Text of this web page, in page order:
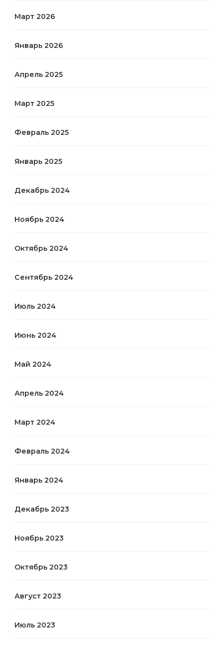
Март 2026
Январь 2026
Апрель 2025
Март 2025
Февраль 2025
Январь 2025
Декабрь 2024
Ноябрь 2024
Октябрь 2024
Сентябрь 2024
Июль 2024
Июнь 2024
Май 2024
Апрель 2024
Март 2024
Февраль 2024
Январь 2024
Декабрь 2023
Ноябрь 2023
Октябрь 2023
Август 2023
Июль 2023